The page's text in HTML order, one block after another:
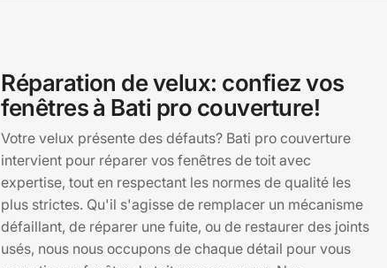
Réparation de velux: confiez vos
fenêtres à Bati pro couverture!
Votre velux présente des défauts? Bati pro couverture
intervient pour réparer vos fenêtres de toit avec
expertise, tout en respectant les normes de qualité les
plus strictes. Qu'il s'agisse de remplacer un mécanisme
défaillant, de réparer une fuite, ou de restaurer des joints
usés, nous nous occupons de chaque détail pour vous